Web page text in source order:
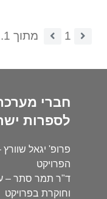
1 מתוך 1.
חברי
לספרות
פרופ' יגאל
הפרויקט
ד"ר תמר סתר –
וחוקרת בפרויקט